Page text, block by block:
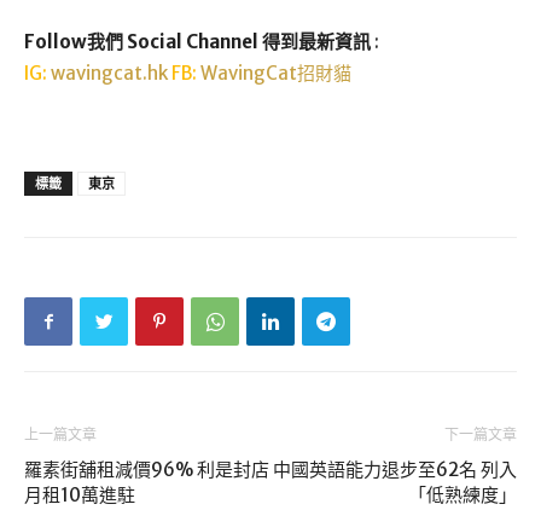
Follow我們 Social Channel 得到最新資訊 :
IG: wavingcat.hk FB: WavingCat招財貓
標籤 東京
上一篇文章
羅素街舖租減價96% 利是封店
月租10萬進駐
下一篇文章
中國英語能力退步至62名 列入
「低熟練度」